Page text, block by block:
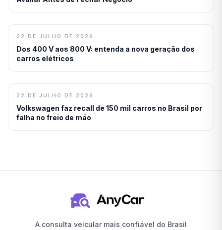
22 DE JULHO DE 2026
Dos 400 V aos 800 V: entenda a nova geração dos
carros elétricos
22 DE JULHO DE 2026
Volkswagen faz recall de 150 mil carros no Brasil por
falha no freio de mão
A consulta veicular mais confiável do Brasil